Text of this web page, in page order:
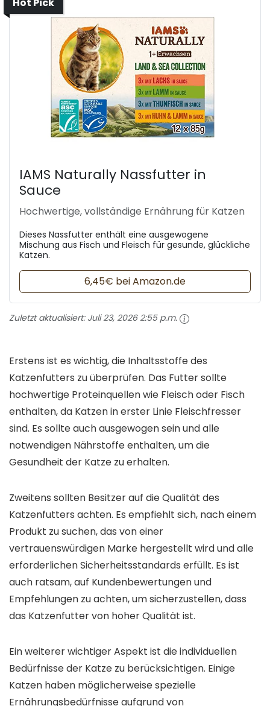
Hot Pick
IAMS Naturally Nassfutter in
Sauce
Hochwertige, vollständige Ernährung für Katzen
Dieses Nassfutter enthält eine ausgewogene
Mischung aus Fisch und Fleisch für gesunde, glückliche
Katzen.
6,45€ bei Amazon.de
Zuletzt aktualisiert: Juli 23, 2026 2:55 p.m.
Erstens ist es wichtig, die Inhaltsstoffe des
Katzenfutters zu überprüfen. Das Futter sollte
hochwertige Proteinquellen wie Fleisch oder Fisch
enthalten, da Katzen in erster Linie Fleischfresser
sind. Es sollte auch ausgewogen sein und alle
notwendigen Nährstoffe enthalten, um die
Gesundheit der Katze zu erhalten.
Zweitens sollten Besitzer auf die Qualität des
Katzenfutters achten. Es empfiehlt sich, nach einem
Produkt zu suchen, das von einer
vertrauenswürdigen Marke hergestellt wird und alle
erforderlichen Sicherheitsstandards erfüllt. Es ist
auch ratsam, auf Kundenbewertungen und
Empfehlungen zu achten, um sicherzustellen, dass
das Katzenfutter von hoher Qualität ist.
Ein weiterer wichtiger Aspekt ist die individuellen
Bedürfnisse der Katze zu berücksichtigen. Einige
Katzen haben möglicherweise spezielle
Ernährungsbedürfnisse aufgrund von